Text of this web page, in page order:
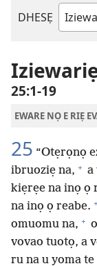
DHESẸ
Ebe
25:1-19
EWARE NỌ E RIẸ
25 “Otẹrọnọ
ibruoziẹ na, + a
kiẹrẹe na inọ ọ
na inọ ọ reabe. +
omuomu na, +
vovao tuotọ, a
ru na u yoma